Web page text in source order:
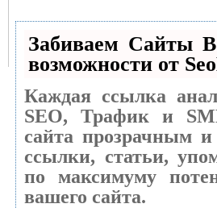
Забиваем
возможности от
Каждая ссылка
SEO, Трафик и
сайта прозрачным
ссылки, статьи,
по максимуму
вашего сайта.